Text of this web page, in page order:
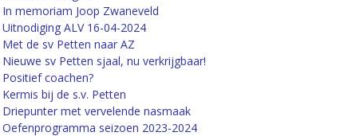
In memoriam Joop Zwaneveld
Uitnodiging ALV 16-04-2024
Met de sv Petten naar AZ
Nieuwe sv Petten sjaal, nu verkrijgbaar!
Positief coachen?
Kermis bij de s.v. Petten
Driepunter met vervelende nasmaak
Oefenprogramma seizoen 2023-2024